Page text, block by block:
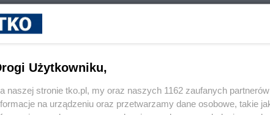
Użytkowniku,
naszej stronie tko.pl, my oraz naszych 1162 zaufanych
na urządzeniu oraz przetwarzamy dane osobowe, takie